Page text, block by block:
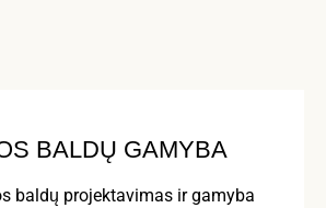
BALDŲ GAMYBA
baldų projektavimas ir gamyba